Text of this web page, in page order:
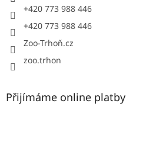
+420 773 988 446
+420 773 988 446
Zoo-Trhoň.cz
zoo.trhon
Přijímáme online platby